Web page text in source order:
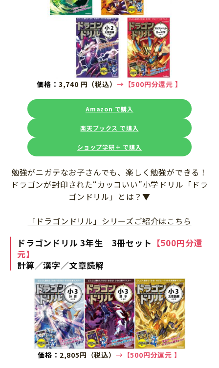
価格： 3,740 円（税込） → 【500円分還元 】
Amazon で購入
楽天ブックス で購入
ショップ学研＋ で購入
勉強がニガテなお子さんでも、楽しく勉強ができる！
ドラゴンが封印された“カッコいい”小学ドリル「ドラ
ゴンドリル」とは？▼
「ドラゴンドリル」シリーズご紹介はこちら
ドラゴンドリル 3年生 3冊セット 【500円分還
元】
計算／漢字／文章読解
価格： 2,805円（税込） → 【500円分還元 】